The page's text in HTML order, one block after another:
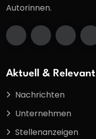
Autorinnen.
Aktuell & Relevant
Nachrichten
Unternehmen
Stellenanzeigen